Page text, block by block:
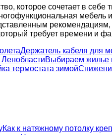
которое сочетает в
требует времени и
Держатель кабеля для
Выбираем жилье
Как к натяжному потолку